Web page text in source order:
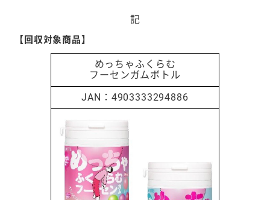
記
【回収対象商品】
めっちゃふくらむ
フーセンガムボトル
4903333294886